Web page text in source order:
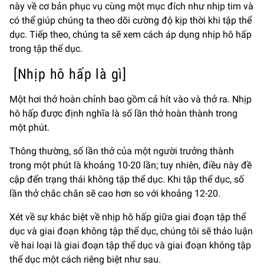
này về cơ bản phục vụ cùng một mục đích như nhịp tim và
có thể giúp chúng ta theo dõi cường độ kịp thời khi tập thể
dục. Tiếp theo, chúng ta sẽ xem cách áp dụng nhịp hô hấp
trong tập thể dục.
[Nhịp hô hấp là gì]
Một hơi thở hoàn chỉnh bao gồm cả hít vào và thở ra. Nhịp
hô hấp được định nghĩa là số lần thở hoàn thành trong
một phút.
Thông thường, số lần thở của một người trưởng thành
trong một phút là khoảng 10-20 lần; tuy nhiên, điều này đề
cập đến trạng thái không tập thể dục. Khi tập thể dục, số
lần thở chắc chắn sẽ cao hơn so với khoảng 12-20.
Xét về sự khác biệt về nhịp hô hấp giữa giai đoạn tập thể
dục và giai đoạn không tập thể dục, chúng tôi sẽ thảo luận
về hai loại là giai đoạn tập thể dục và giai đoạn không tập
thể dục một cách riêng biệt như sau.